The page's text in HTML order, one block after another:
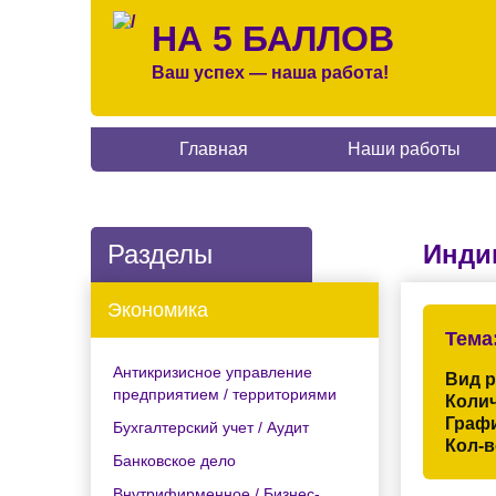
НА 5 БАЛЛОВ
Ваш успех — наша работа!
Главная Наши работы
Разделы
Экономика
Антикризисное управление
предприятием / территориями
Бухгалтерский учет / Аудит
Банковское дело
Вид
Кол-